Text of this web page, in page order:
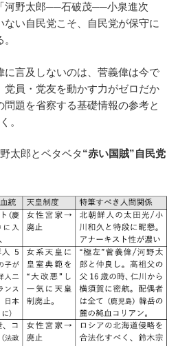
河野太郎──石破茂──小泉進次
ない自民党こそ、自民党が保守に
言及しないのは、菅義偉は今で
党員・党友を動かす力がゼロだか
問題を省察する基礎情報の参考と
。
太郎とベタベタ“赤い国賊”自民党